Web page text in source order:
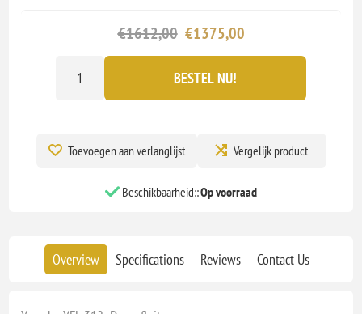
€1612,00 €1375,00
BESTEL NU!
Toevoegen aan verlanglijst Vergelijk product
Beschikbaarheid::Op voorraad
Overview Specifications Reviews Contact Us